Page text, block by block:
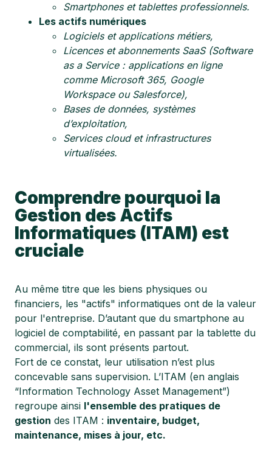
Smartphones et tablettes professionnels.
Les actifs numériques
Logiciels et applications métiers,
Licences et abonnements SaaS (Software
as a Service : applications en ligne
comme Microsoft 365, Google
Workspace ou Salesforce),
Bases de données, systèmes
d’exploitation,
Services cloud et infrastructures
virtualisées.
Comprendre pourquoi la
Gestion des Actifs
Informatiques (ITAM) est
cruciale
Au même titre que les biens physiques ou
financiers, les "actifs" informatiques ont de la valeur
pour l'entreprise. D’autant que du smartphone au
logiciel de comptabilité, en passant par la tablette du
commercial, ils sont présents partout.
Fort de ce constat, leur utilisation n’est plus
concevable sans supervision. L’ITAM (en anglais
“Information Technology Asset Management”)
regroupe ainsi l'ensemble des pratiques de
gestion des ITAM : inventaire, budget,
maintenance, mises à jour, etc.